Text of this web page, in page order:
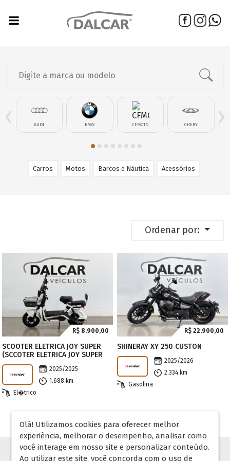
AUDI BMW CFMOTO CHERY
‹ ›
Carros Motos Barcos e Náutica Acessórios
Ordenar por:
R$ 8.900,00
SCOOTER ELETRICA JOY SUPER
(SCCOTER ELETRICA JOY SUPER
2025/2025
1.688 km
El�trico
R$ 22.900,00
SHINERAY XY 250 CUSTON
2025/2026
2.334 km
Gasolina
Olá! Utilizamos cookies para oferecer melhor
experiência, melhorar o desempenho, analisar como
você interage em nosso site e personalizar conteúdo.
Ao utilizar este site, você concorda com o uso de